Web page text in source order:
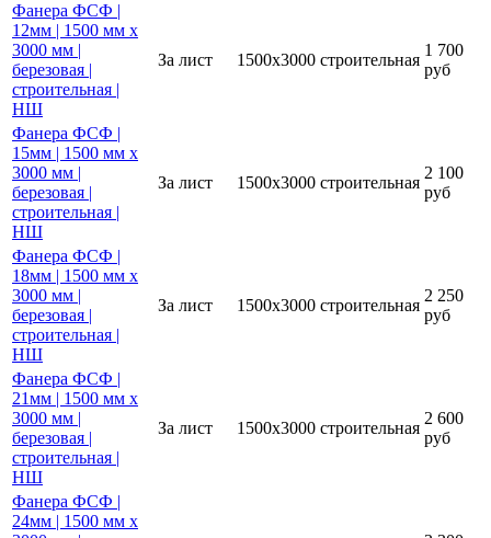
Фанера ФСФ |
12мм | 1500 мм х
3000 мм |
березовая |
строительная |
НШ
За лист 1500х3000 строительная
1 700
руб
Фанера ФСФ |
15мм | 1500 мм х
3000 мм |
березовая |
строительная |
НШ
За лист 1500х3000 строительная
2 100
руб
Фанера ФСФ |
18мм | 1500 мм х
3000 мм |
березовая |
строительная |
НШ
За лист 1500х3000 строительная
2 250
руб
Фанера ФСФ |
21мм | 1500 мм х
3000 мм |
березовая |
строительная |
НШ
За лист 1500х3000 строительная
2 600
руб
Фанера ФСФ |
24мм | 1500 мм х